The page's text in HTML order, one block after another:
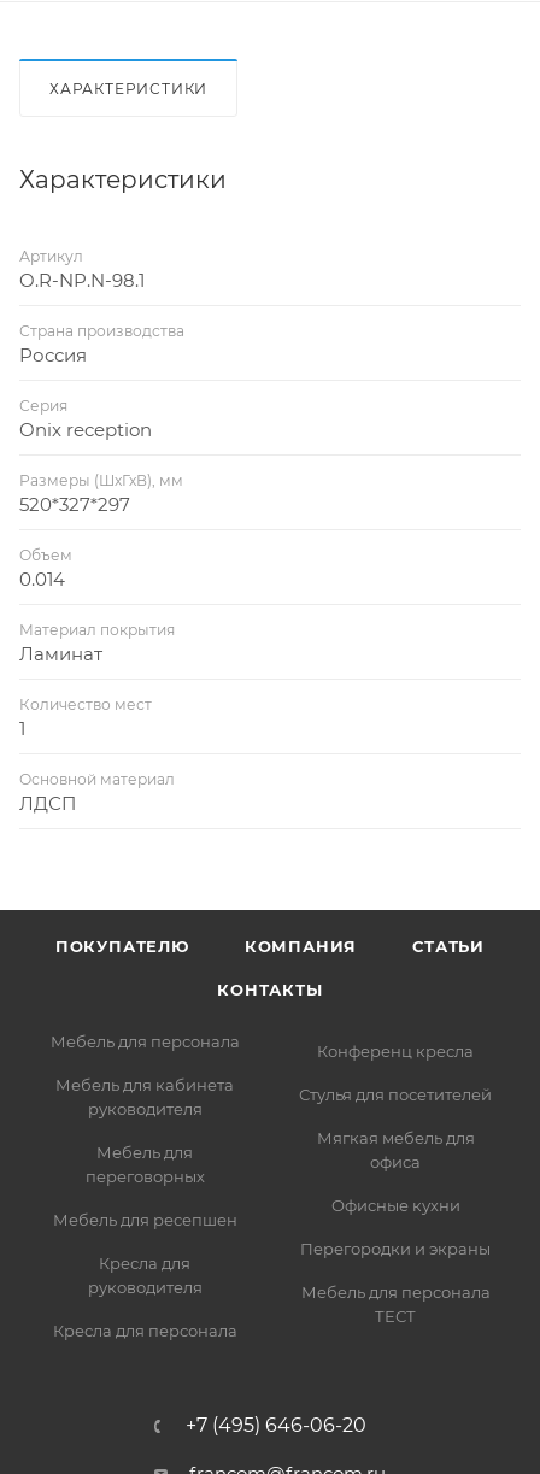
ХАРАКТЕРИСТИКИ
Характеристики
Артикул
O.R-NP.N-98.1
Страна производства
Россия
Серия
Onix reception
Размеры (ШхГхВ), мм
520*327*297
Объем
0.014
Материал покрытия
Ламинат
Количество мест
1
Основной материал
ЛДСП
ПОКУПАТЕЛЮ КОМПАНИЯ СТАТЬИ
КОНТАКТЫ
Мебель для персонала
Мебель для кабинета
руководителя
Мебель для
переговорных
Мебель для ресепшен
Кресла для
руководителя
Кресла для персонала
Конференц кресла
Стулья для посетителей
Мягкая мебель для
офиса
Офисные кухни
Перегородки и экраны
Мебель для персонала
ТЕСТ
+7 (495) 646-06-20